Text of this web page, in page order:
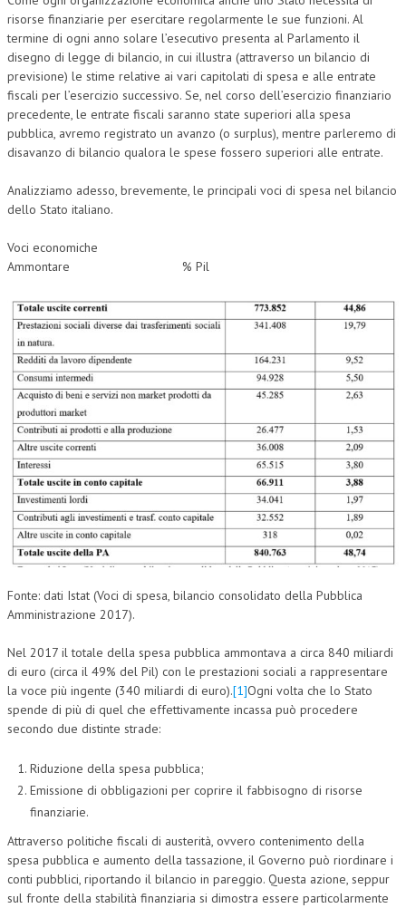
risorse finanziarie per esercitare regolarmente le sue funzioni. Al
termine di ogni anno solare l’esecutivo presenta al Parlamento il
disegno di legge di bilancio, in cui illustra (attraverso un bilancio di
previsione) le stime relative ai vari capitolati di spesa e alle entrate
fiscali per l’esercizio successivo. Se, nel corso dell’esercizio finanziario
precedente, le entrate fiscali saranno state superiori alla spesa
pubblica, avremo registrato un avanzo (o surplus), mentre parleremo di
disavanzo di bilancio qualora le spese fossero superiori alle entrate.
Analizziamo adesso, brevemente, le principali voci di spesa nel bilancio
dello Stato italiano.
Voci economiche
Ammontare % Pil
Fonte: dati Istat (Voci di spesa, bilancio consolidato della Pubblica
Amministrazione 2017).
Nel 2017 il totale della spesa pubblica ammontava a circa 840 miliardi
di euro (circa il 49% del Pil) con le prestazioni sociali a rappresentare
la voce più ingente (340 miliardi di euro).[1]Ogni volta che lo Stato
spende di più di quel che effettivamente incassa può procedere
secondo due distinte strade:
Riduzione della spesa pubblica;
Emissione di obbligazioni per coprire il fabbisogno di risorse
finanziarie.
Attraverso politiche fiscali di austerità, ovvero contenimento della
spesa pubblica e aumento della tassazione, il Governo può riordinare i
conti pubblici, riportando il bilancio in pareggio. Questa azione, seppur
sul fronte della stabilità finanziaria si dimostra essere particolarmente